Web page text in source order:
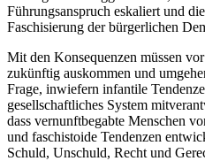
Führungsanspruch eskaliert und
Faschisierung der bürgerlichen
Mit den Konsequenzen müssen
zukünftig auskommen und
Frage, inwiefern infantile
gesellschaftliches System
dass vernunftbegabte Menschen
und faschistoide Tendenzen
Schuld, Unschuld, Recht und